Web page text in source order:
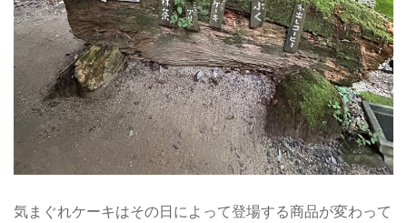
気まぐれケーキはその日によって登場する商品が変わって